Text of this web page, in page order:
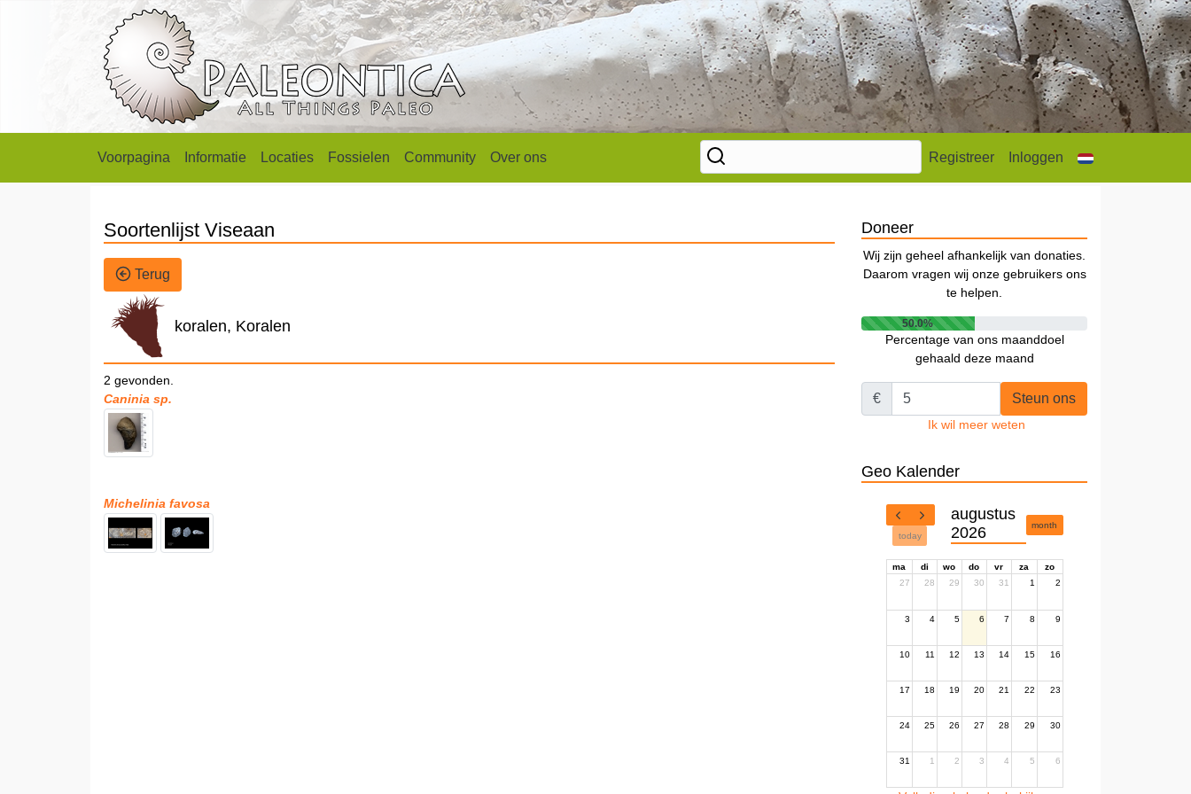
Voorpagina Informatie Locaties Fossielen Community Over ons Registreer Inloggen
Soortenlijst Viseaan
Terug
koralen, Koralen
2 gevonden.
Caninia sp.
Michelinia favosa
Doneer
Wij zijn geheel afhankelijk van donaties.
Daarom vragen wij onze gebruikers ons
te helpen.
50.0%
Percentage van ons maanddoel
gehaald deze maand
€ Steun ons
Ik wil meer weten
Geo Kalender
today
augustus
2026
month
ma di wo do vr za
zo
27
28 29 30 31 1 2
3 4 5 6 7 8 9
10 11 12 13 14 15 16
17 18 19 20 21 22 23
24 25 26 27 28 29 30
31 1 2 3 4 5 6